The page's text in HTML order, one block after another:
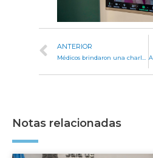
ANTERIOR
Notas relacionadas